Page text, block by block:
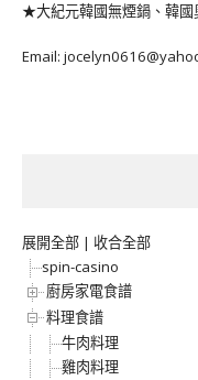
★大紀元韓國無煙鍋、韓國
Email:
展開全部 | 收合全部
spin-casino
廚房家電食譜
料理食譜
牛肉料理
雞肉料理